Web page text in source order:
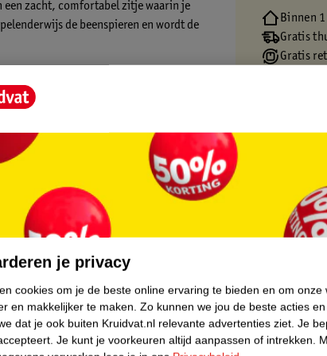
een zacht, comfortabel zitje waarin je
de beenspieren en wordt de
een schattige leeuw, een
texturen, vormen en geluiden
kindje zelfstandig kan lopen.
Binnen
Gratis
Gratis
Gratis
je privacy
cookies om je de beste online ervaring te bieden en om onze
en makkelijker te maken. Zo kunnen we jou de beste acties
dat je ook buiten Kruidvat.nl relevante advertenties ziet. Je
Je kunt je voorkeuren altijd aanpassen of intrekken.